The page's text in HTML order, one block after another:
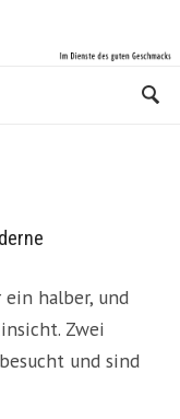
halber, und
Zwei
und sind